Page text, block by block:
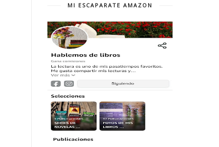
MI ESCAPARATE AMAZON